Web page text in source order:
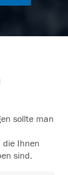
sollte man
die Ihnen
sind.